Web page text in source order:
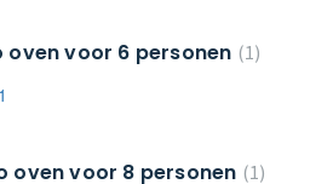
oven voor 6 personen 1
oven voor 8 personen 1